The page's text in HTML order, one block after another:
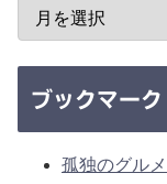
ブックマーク
孤独のグル